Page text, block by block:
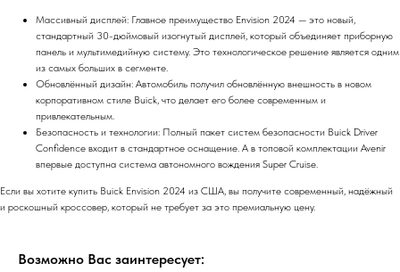
Массивный дисплей: Главное преимущество Envision 2024 — это новый,
стандартный 30-дюймовый изогнутый дисплей, который объединяет приборную
панель и мультимедийную систему. Это технологическое решение является одним
из самых больших в сегменте.
Обновлённый дизайн: Автомобиль получил обновлённую внешность в новом
корпоративном стиле Buick, что делает его более современным и
привлекательным.
Безопасность и технологии: Полный пакет систем безопасности Buick Driver
Confidence входит в стандартное оснащение. А в топовой комплектации Avenir
впервые доступна система автономного вождения Super Cruise.
Если вы хотите купить Buick Envision 2024 из США, вы получите современный, надёжный
и роскошный кроссовер, который не требует за это премиальную цену.
Возможно Вас заинтересует: